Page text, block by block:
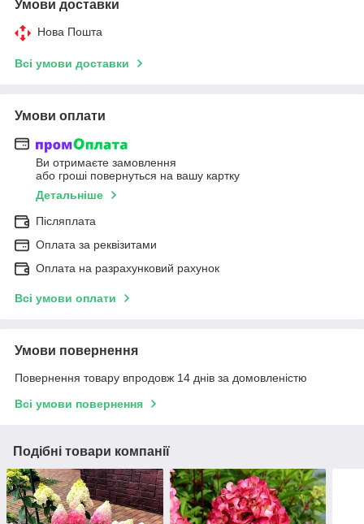
Умови доставки
Нова Пошта
Всі умови доставки
Умови оплати
Ви отримаєте замовлення
або гроші повернуться на вашу картку
Детальніше
Післяплата
Оплата за реквізитами
Оплата на разрахунковий рахунок
Всі умови оплати
Умови повернення
Повернення товару впродовж 14 днів за домовленістю
Всі умови повернення
Подібні товари компанії